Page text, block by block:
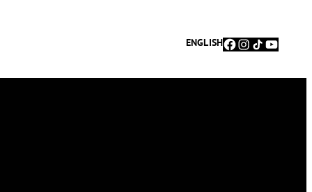
ENGLISHFacebook
Instagram
TikTok